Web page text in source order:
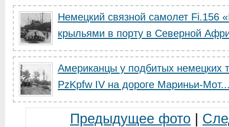
Немецкий связной самолет Fi.156
крыльями в порту в Северной
Американцы у подбитых немецких
PzKpfw IV на дороге Мариньи-
Предыдущее фото